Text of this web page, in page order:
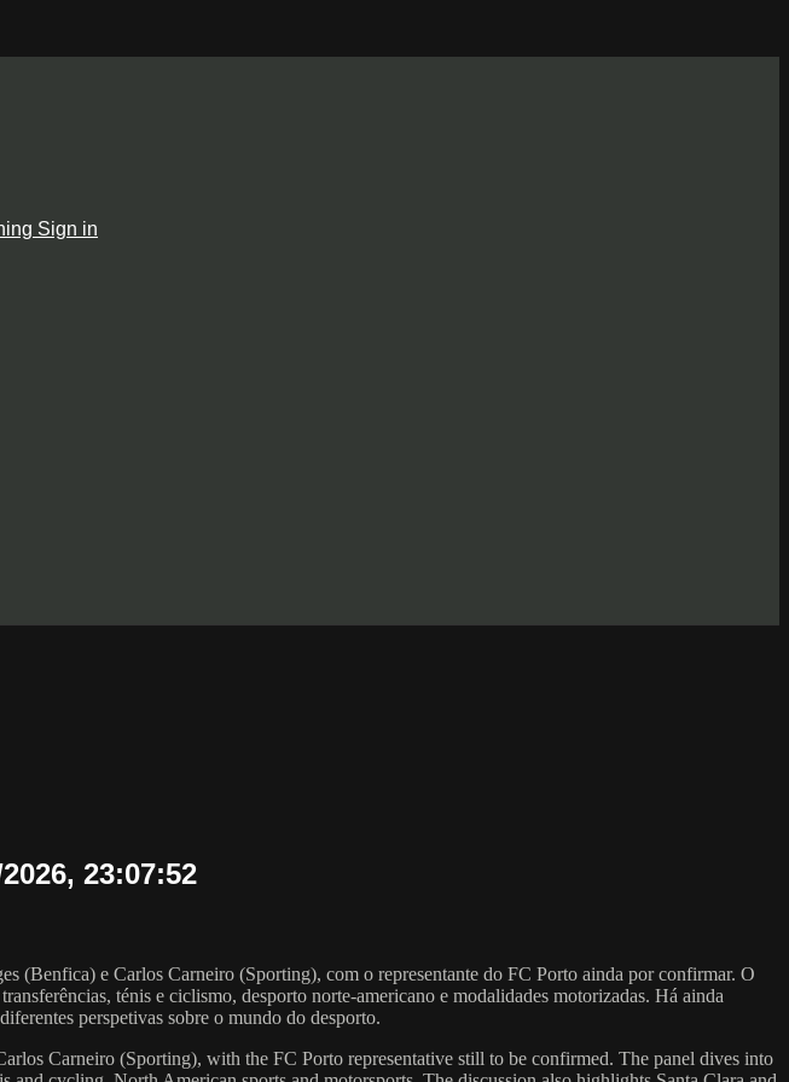
Sign in
23:07:52
(Benfica) e Carlos Carneiro (Sporting), com o representante do FC Porto ainda por confirmar. O
ténis e ciclismo, desporto norte-americano e modalidades motorizadas. Há ainda
perspetivas sobre o mundo do desporto.
Carneiro (Sporting), with the FC Porto representative still to be confirmed. The panel dives into